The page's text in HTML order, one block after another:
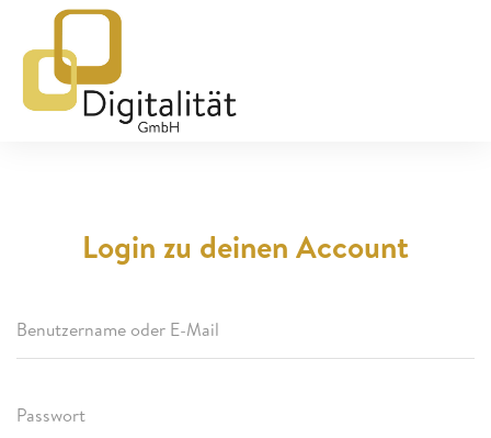
Login zu deinen Account